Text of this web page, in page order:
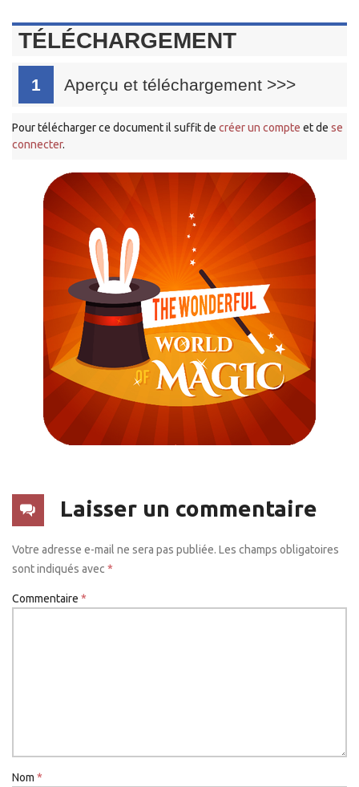
TÉLÉCHARGEMENT
1 Aperçu et téléchargement >>>
Pour télécharger ce document il suffit de créer un compte et de se
connecter.
Laisser un commentaire
Votre adresse e-mail ne sera pas publiée. Les champs obligatoires
sont indiqués avec *
Commentaire *
Nom *